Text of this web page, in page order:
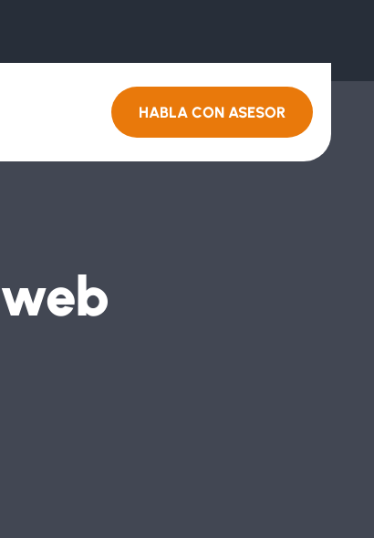
HABLA CON ASESOR